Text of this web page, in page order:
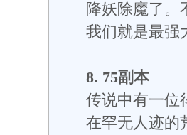
降妖除魔了。
我们就是最强
8. 75副本
传说中有一位
在罕无人迹的